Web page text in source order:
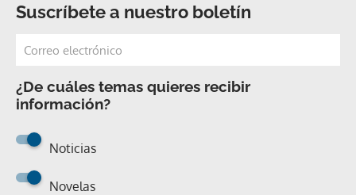
Suscríbete a nuestro boletín
¿De cuáles temas quieres recibir
información?
Noticias
Novelas